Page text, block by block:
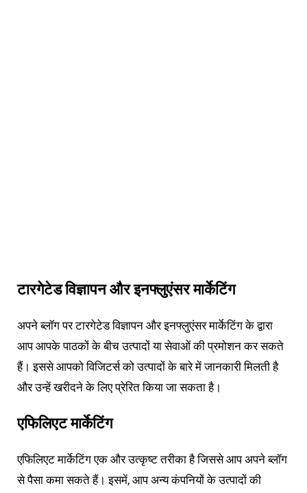
टारगेटेड विज्ञापन और इनफ्लुएंसर मार्केटिंग
अपने ब्लॉग पर टारगेटेड विज्ञापन और इनफ्लुएंसर मार्केटिंग के द्वारा
आप आपके पाठकों के बीच उत्पादों या सेवाओं की प्रमोशन कर सकते
हैं। इससे आपको विजिटर्स को उत्पादों के बारे में जानकारी मिलती है
और उन्हें खरीदने के लिए प्रेरित किया जा सकता है।
एफिलिएट मार्केटिंग
एफिलिएट मार्केटिंग एक और उत्कृष्ट तरीका है जिससे आप अपने ब्लॉग
से पैसा कमा सकते हैं। इसमें, आप अन्य कंपनियों के उत्पादों की